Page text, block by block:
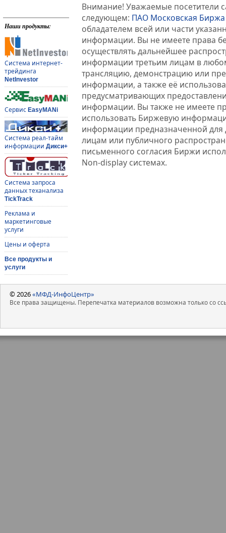
Наши продукты:
Система интернет-
трейдинга
NetInvestor
Сервис EasyMANi
Система реал-тайм
информации Дикси+
Система запроса
данных теханализа
TickTrack
Реклама и
маркетинговые
услуги
Цены и оферта
Все продукты и
услуги
Внимание! Уважаемые посетители
следующем: ПАО Московская Биржа
обладателем всей или части
информации. Вы не имеете права
осуществлять дальнейшее
информации третьим лицам в
трансляцию, демонстрацию или
информации, а также её
предусматривающих
информации. Вы также не имеете
использовать Биржевую
информации предназначенной для
лицам или публичного
письменного согласия Биржи
Non-display системах.
© 2026«МФД-ИнфоЦентр»
Все права защищены. Перепечатка материалов возможна только со